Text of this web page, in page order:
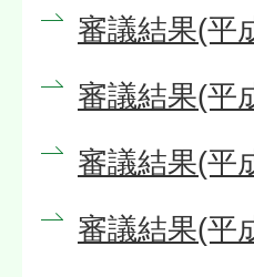
審議結果(平
審議結果(平
審議結果(平
審議結果(平